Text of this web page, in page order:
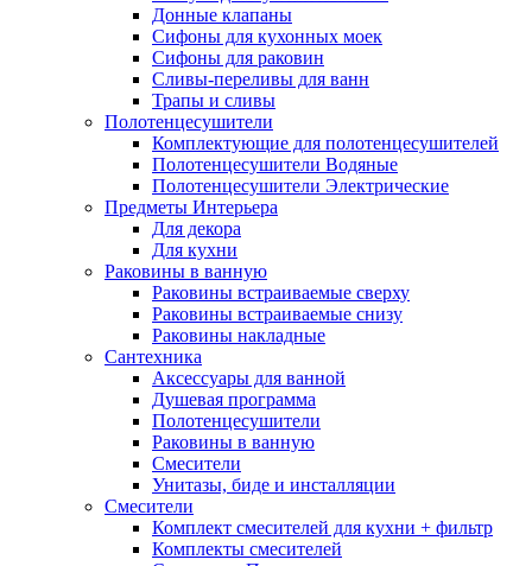
Донные клапаны
Сифоны для кухонных моек
Сифоны для раковин
Сливы-переливы для ванн
Трапы и сливы
Полотенцесушители
Комплектующие для полотенцесушителей
Полотенцесушители Водяные
Полотенцесушители Электрические
Предметы Интерьера
Для декора
Для кухни
Раковины в ванную
Раковины встраиваемые сверху
Раковины встраиваемые снизу
Раковины накладные
Сантехника
Аксессуары для ванной
Душевая программа
Полотенцесушители
Раковины в ванную
Смесители
Унитазы, биде и инсталляции
Смесители
Комплект смесителей для кухни + фильтр
Комплекты смесителей